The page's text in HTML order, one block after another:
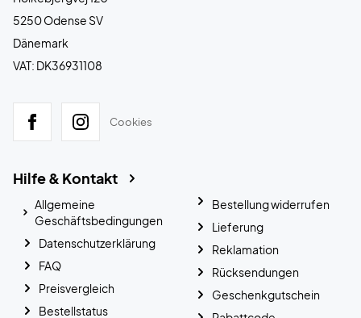
5250 Odense SV
Dänemark
VAT: DK36931108
Cookies
Hilfe & Kontakt
Allgemeine
Geschäftsbedingungen
Datenschutzerklärung
FAQ
Preisvergleich
Bestellstatus
Bestellung widerrufen
Lieferung
Reklamation
Rücksendungen
Geschenkgutschein